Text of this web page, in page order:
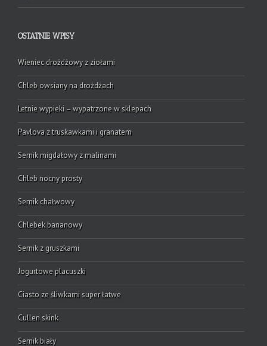
OSTATNIE WPISY
Wieniec drożdżowy z ziołami
Chleb owsiany na drożdżach
Letnie wypieki – wypatrzone w sklepach
Pavlova z truskawkami i granatem
Sernik migdałowy z malinami
Chleb nocny prosty
Sernik chałwowy
Chlebek bananowy
Sernik z gruszkami
Jogurtowe placuszki
Ciasto ze śliwkami super łatwe
Cullen skink
Sernik biały